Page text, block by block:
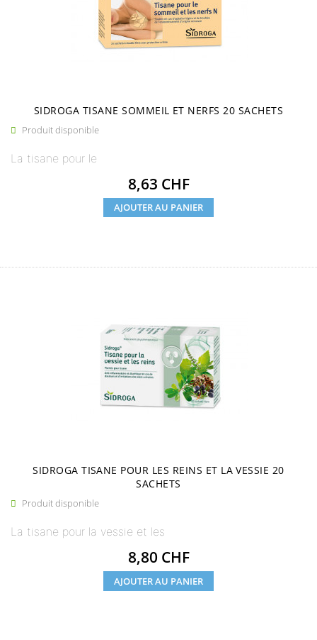
SIDROGA TISANE SOMMEIL ET NERFS 20 SACHETS
 Produit disponible
La tisane pour le
Prix
8,63 CHF
AJOUTER AU PANIER
SIDROGA TISANE POUR LES REINS ET LA VESSIE 20
SACHETS
 Produit disponible
La tisane pour la vessie et les
Prix
8,80 CHF
AJOUTER AU PANIER